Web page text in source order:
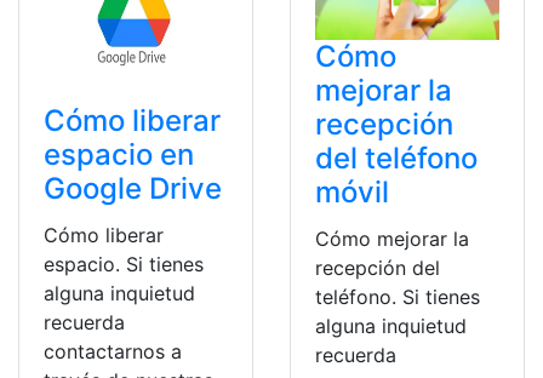
Cómo liberar
espacio en
Google Drive
Cómo liberar
espacio. Si tienes
alguna inquietud
recuerda
contactarnos a
Cómo
mejorar la
recepción
del teléfono
móvil
Cómo mejorar la
recepción del
teléfono. Si tienes
alguna inquietud
recuerda